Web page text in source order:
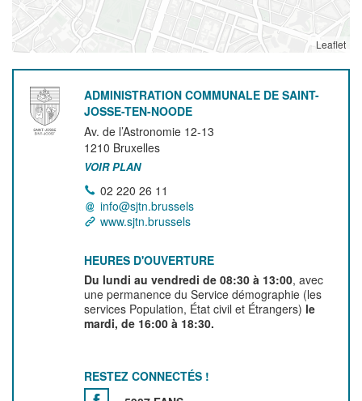
Leaflet
ADMINISTRATION COMMUNALE DE SAINT-
JOSSE-TEN-NOODE
Av. de l’Astronomie 12-13
1210 Bruxelles
VOIR PLAN
02 220 26 11
info@sjtn.brussels
www.sjtn.brussels
HEURES D'OUVERTURE
Du lundi au vendredi de 08:30 à 13:00, avec
une permanence du Service démographie (les
services Population, État civil et Étrangers) le
mardi, de 16:00 à 18:30.
RESTEZ CONNECTÉS !